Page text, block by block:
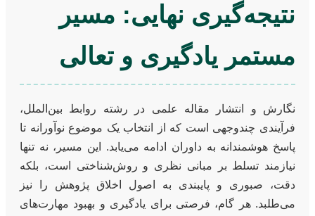
نتیجه‌گیری نهایی: مسیر
مستمر یادگیری و تعالی
نگارش و انتشار مقاله علمی در رشته روابط بین‌الملل،
فرآیندی چندوجهی است که از انتخاب یک موضوع نوآورانه تا
پاسخ هوشمندانه به داوران ادامه می‌یابد. این مسیر، نه تنها
نیازمند تسلط بر مبانی نظری و روش‌شناختی است، بلکه
دقت، صبوری و پایبندی به اصول اخلاق پژوهش را نیز
می‌طلبد. هر گام، فرصتی برای یادگیری و بهبود مهارت‌های